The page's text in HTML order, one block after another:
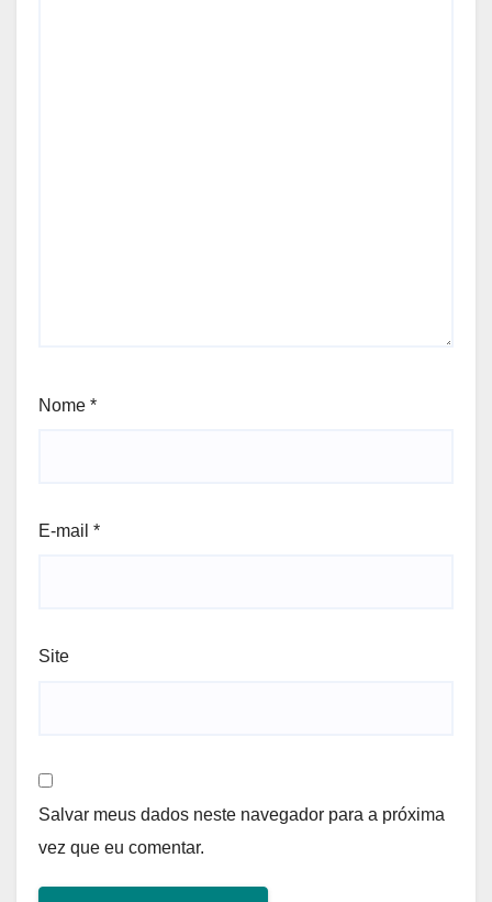
Nome *
E-mail *
Site
Salvar meus dados neste navegador para a próxima
vez que eu comentar.